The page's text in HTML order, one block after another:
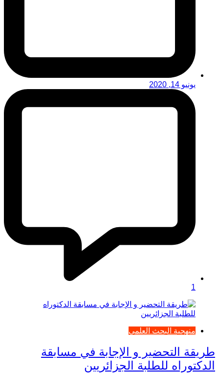
يونيو 14, 2020
1
منهجية البحث العلمي
طريقة التحضير و الإجابة في مسابقة
الدكتوراه للطلبة الجزائريين